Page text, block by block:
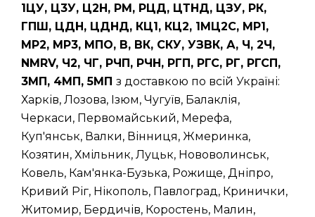
1ЦУ, Ц3У, Ц2Н, РМ, РЦД, ЦТНД, ЦЗУ, РК,
ГПШ, ЦДН, ЦДНД, КЦ1, КЦ2, 1МЦ2С, МР1,
МР2, МР3, МПО, В, ВК, СКУ, УЗВК, А, Ч, 2Ч,
NMRV, Ч2, ЧГ, РЧП, РЧН, РГП, РГС, РГ, РГСП,
3МП, 4МП, 5МП з доставкою по всій Україні:
Харків, Лозова, Ізюм, Чугуїв, Балаклія,
Черкаси, Первомайський, Мерефа,
Куп'янськ, Валки, Вінниця, Жмеринка,
Козятин, Хмільник, Луцьк, Нововолинськ,
Ковель, Кам'янка-Бузька, Рожище, Дніпро,
Кривий Ріг, Нікополь, Павлоград, Кринички,
Житомир, Бердичів, Коростень, Малин,